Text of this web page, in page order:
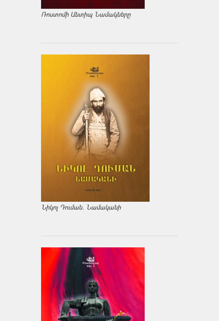
Ռոստոմի Անտիպ Նամակները
Նիկոլ Դուման. Նամականի